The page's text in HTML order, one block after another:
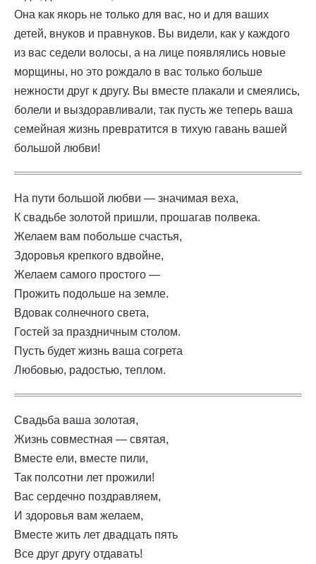
Она как якорь не только для вас, но и для ваших
детей, внуков и правнуков. Вы видели, как у каждого
из вас седели волосы, а на лице появлялись новые
морщины, но это рождало в вас только больше
нежности друг к другу. Вы вместе плакали и смеялись,
болели и выздоравливали, так пусть же теперь ваша
семейная жизнь превратится в тихую гавань вашей
большой любви!
На пути большой любви — значимая веха,
К свадьбе золотой пришли, прошагав полвека.
Желаем вам побольше счастья,
Здоровья крепкого вдвойне,
Желаем самого простого —
Прожить подольше на земле.
Вдовак солнечного света,
Гостей за праздничным столом.
Пусть будет жизнь ваша согрета
Любовью, радостью, теплом.
Свадьба ваша золотая,
Жизнь совместная — святая,
Вместе ели, вместе пили,
Так полсотни лет прожили!
Вас сердечно поздравляем,
И здоровья вам желаем,
Вместе жить лет двадцать пять
Все друг другу отдавать!